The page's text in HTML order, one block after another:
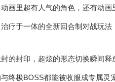
画里超有人气的角色，还有动
疗于一体的全新回合制对战玩
的封印，超炫的形态切换瞬间释
终极BOSS都能被收服成专属